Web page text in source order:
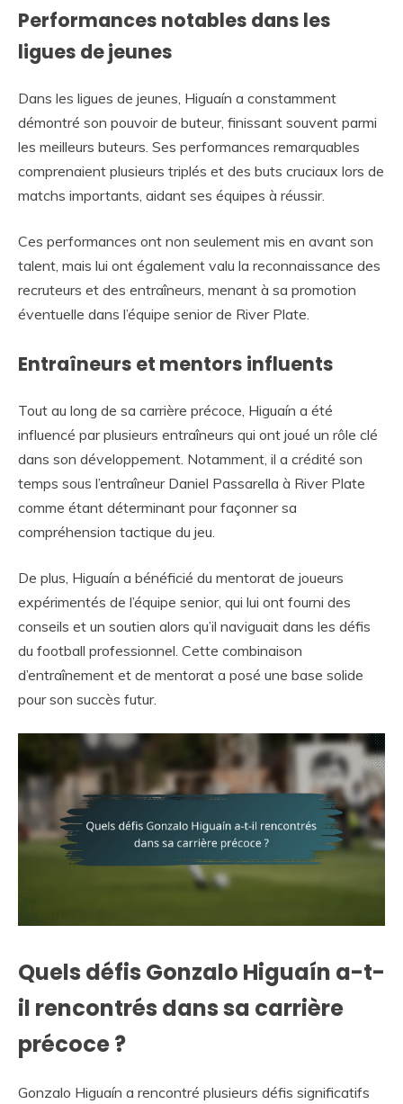
Performances notables dans les
ligues de jeunes
Dans les ligues de jeunes, Higuaín a constamment
démontré son pouvoir de buteur, finissant souvent parmi
les meilleurs buteurs. Ses performances remarquables
comprenaient plusieurs triplés et des buts cruciaux lors de
matchs importants, aidant ses équipes à réussir.
Ces performances ont non seulement mis en avant son
talent, mais lui ont également valu la reconnaissance des
recruteurs et des entraîneurs, menant à sa promotion
éventuelle dans l’équipe senior de River Plate.
Entraîneurs et mentors influents
Tout au long de sa carrière précoce, Higuaín a été
influencé par plusieurs entraîneurs qui ont joué un rôle clé
dans son développement. Notamment, il a crédité son
temps sous l’entraîneur Daniel Passarella à River Plate
comme étant déterminant pour façonner sa
compréhension tactique du jeu.
De plus, Higuaín a bénéficié du mentorat de joueurs
expérimentés de l’équipe senior, qui lui ont fourni des
conseils et un soutien alors qu’il naviguait dans les défis
du football professionnel. Cette combinaison
d’entraînement et de mentorat a posé une base solide
pour son succès futur.
Quels défis Gonzalo Higuaín a-t-
il rencontrés dans sa carrière
précoce ?
Gonzalo Higuaín a rencontré plusieurs défis significatifs